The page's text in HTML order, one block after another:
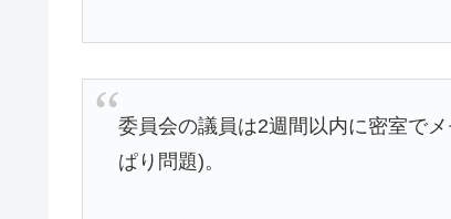
委員会の議員は2週間以内に密室で
ぱり問題)。